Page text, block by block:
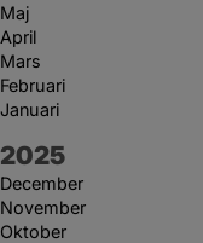
Maj
April
Mars
Februari
Januari
År:
2025
December
November
Oktober